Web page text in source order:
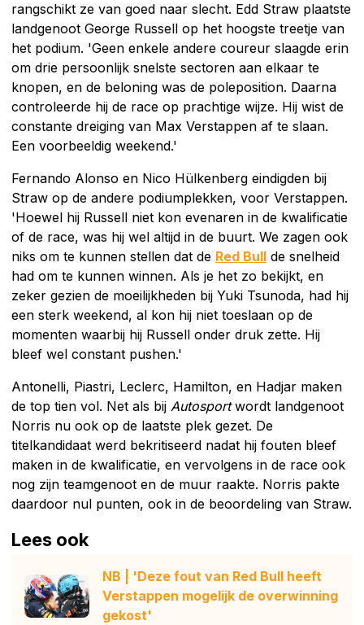
rangschikt ze van goed naar slecht. Edd Straw plaatste
landgenoot George Russell op het hoogste treetje van
het podium. 'Geen enkele andere coureur slaagde erin
om drie persoonlijk snelste sectoren aan elkaar te
knopen, en de beloning was de poleposition. Daarna
controleerde hij de race op prachtige wijze. Hij wist de
constante dreiging van Max Verstappen af te slaan.
Een voorbeeldig weekend.'
Fernando Alonso en Nico Hülkenberg eindigden bij
Straw op de andere podiumplekken, voor Verstappen.
'Hoewel hij Russell niet kon evenaren in de kwalificatie
of de race, was hij wel altijd in de buurt. We zagen ook
niks om te kunnen stellen dat de Red Bull de snelheid
had om te kunnen winnen. Als je het zo bekijkt, en
zeker gezien de moeilijkheden bij Yuki Tsunoda, had hij
een sterk weekend, al kon hij niet toeslaan op de
momenten waarbij hij Russell onder druk zette. Hij
bleef wel constant pushen.'
Antonelli, Piastri, Leclerc, Hamilton, en Hadjar maken
de top tien vol. Net als bij Autosportwordt landgenoot
Norris nu ook op de laatste plek gezet. De
titelkandidaat werd bekritiseerd nadat hij fouten bleef
maken in de kwalificatie, en vervolgens in de race ook
nog zijn teamgenoot en de muur raakte. Norris pakte
daardoor nul punten, ook in de beoordeling van Straw.
Lees ook
NB | 'Deze fout van Red Bull heeft
Verstappen mogelijk de overwinning
gekost'